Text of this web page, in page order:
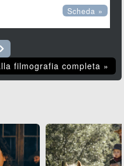
Scheda »
filmografia completa »